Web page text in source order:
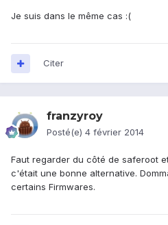
Je suis dans le même cas :(
Citer
franzyroy
Posté(e) 4 février 2014
Faut regarder du côté de saferoot
c'était une bonne alternative.
certains Firmwares.